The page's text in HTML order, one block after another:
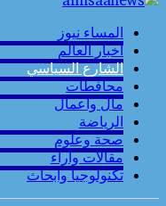
المساء نيوز
أخبار العالم
الشارع السياسي
محافطات
مال واعمال
الرياضة
صحة وعلوم
مقالات وارآء
تكنولوجيا وابحاث